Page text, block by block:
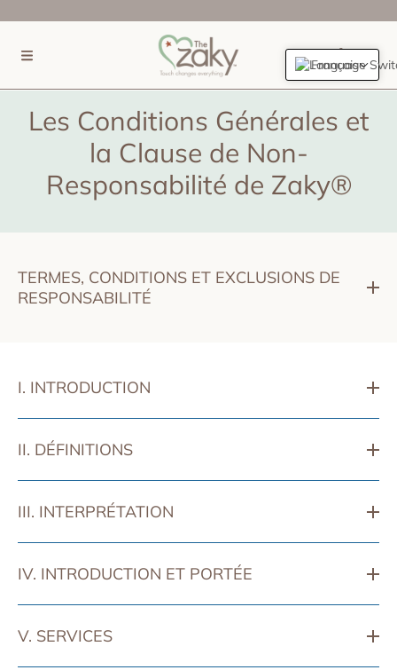
IGNORER ET PASSER AU CONTENU
Les Conditions Générales et
la Clause de Non-
Responsabilité de Zaky®
TERMES, CONDITIONS ET EXCLUSIONS DE
RESPONSABILITÉ
I. INTRODUCTION
II. DÉFINITIONS
III. INTERPRÉTATION
IV. INTRODUCTION ET PORTÉE
V. SERVICES
Français